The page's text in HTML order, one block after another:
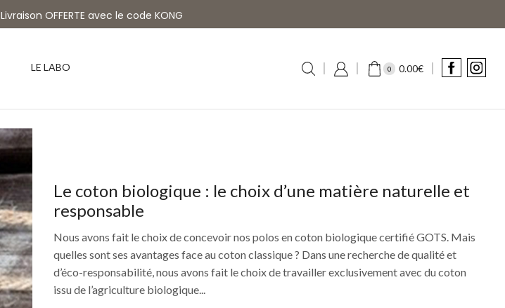
Livraison OFFERTE avec le code KONG
LE LABO 0 0.00€
Le coton biologique : le choix d’une matière naturelle et
responsable
Nous avons fait le choix de concevoir nos polos en coton biologique certifié GOTS. Mais
quelles sont ses avantages face au coton classique ? Dans une recherche de qualité et
d’éco-responsabilité, nous avons fait le choix de travailler exclusivement avec du coton
issu de l’agriculture biologique...